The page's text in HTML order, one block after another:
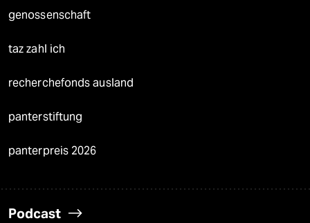
genossenschaft
taz zahl ich
recherchefonds ausland
panterstiftung
panterpreis 2026
Podcast